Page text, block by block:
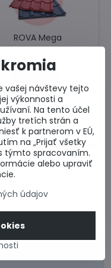
ROVA Mega
na strechu ROVA
Profil
vašej návštevy tejto
výkonnosti a
Na tento účel
tretích strán a
k partnerom v EÚ,
na „Prijať všetky
týmto spracovaním.
alebo upraviť
údajov